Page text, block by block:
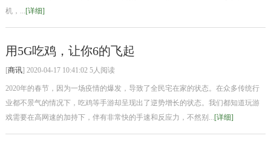
机，...[详细]
用5G吃鸡，让你6的飞起
[商讯] 2020-04-17 10:41:02 5人阅读
2020年的春节，因为一场疫情的爆发，导致了全民宅在家的状态。在众多传统行
业都不景气的情况下，吃鸡等手游却呈现出了逆势增长的状态。我们都知道玩游
戏需要在高网速的加持下，伴有非常快的手速和反应力，不然别...[详细]